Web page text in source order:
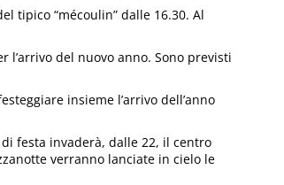
tipico “mécoulin” dalle 16.30. Al
l’arrivo del nuovo anno. Sono previsti
insieme l’arrivo dell’anno
di festa invaderà, dalle 22, il centro
verranno lanciate in cielo le